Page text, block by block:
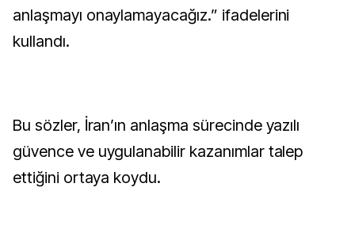
anlaşmayı onaylamayacağız.” ifadelerini
kullandı.
Bu sözler, İran’ın anlaşma sürecinde yazılı
güvence ve uygulanabilir kazanımlar talep
ettiğini ortaya koydu.